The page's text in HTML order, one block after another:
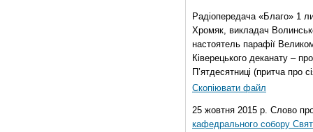
Радіопередача «Благо» 1
Хромяк, викладач
настоятель парафії
Ківерецького деканату –
П’ятдесятниці (притча про
Скопіювати файл
25 жовтня 2015 р. Слово
кафедрального собору